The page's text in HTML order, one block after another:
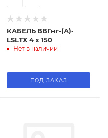
КАБЕЛЬ ВВГнг-(А)-
LSLТХ 4 х 150
Нет в наличии
ПОД ЗАКАЗ